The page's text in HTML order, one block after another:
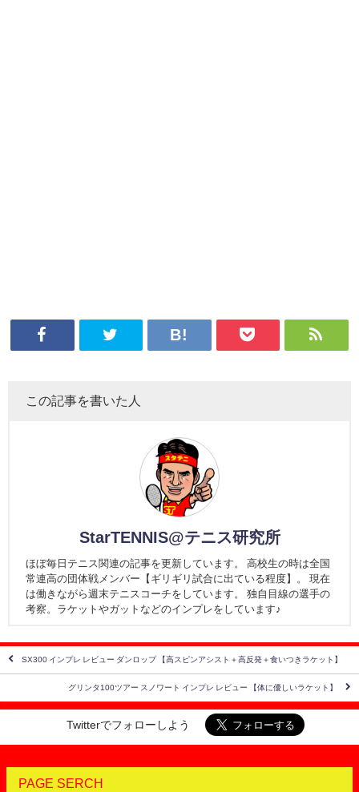
この記事を書いた人
StarTENNIS@テニス研究所
ほぼ毎日テニス関連の記事を更新しています。 高校生の時は全国
常連高の団体戦メンバー【ギリギリ試合に出ている程度】。 現在
は働きながら週末テニスコーチをしています。 独自目線の選手の
考察。ラケットやガットなどのインプレをしています♪
SX300 インプレ レビュー ダンロップ 【高スピンアシスト＋高反発＋食いつきラケット】
グリンタ100ツアー スノワート インプレ レビュー 【体に優しいラケット】
Twitterでフォローしよう
PAGE SERCH